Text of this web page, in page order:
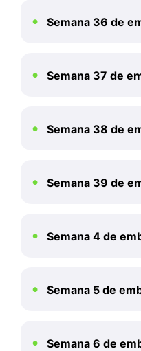
Semana 36 de
Semana 37 de
Semana 38 de
Semana 39 de
Semana 4 de
Semana 5 de
Semana 6 de